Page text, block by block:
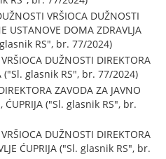
VRŠIOCA DUŽNOSTI
USTANOVE DOMA ZDRAVLJA
glasnik RS", br. 77/2024)
DUŽNOSTI DIREKTORA
("Sl. glasnik RS", br. 77/2024)
ZAVODA ZA JAVNO
ĆUPRIJA ("Sl. glasnik RS", br.
DUŽNOSTI DIREKTORA
ĆUPRIJA ("Sl. glasnik RS", br.